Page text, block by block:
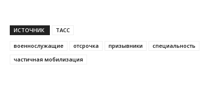
ИСТОЧНИК ТАСС
военнослужащие отсрочка призывники
специальность
частичная мобилизация